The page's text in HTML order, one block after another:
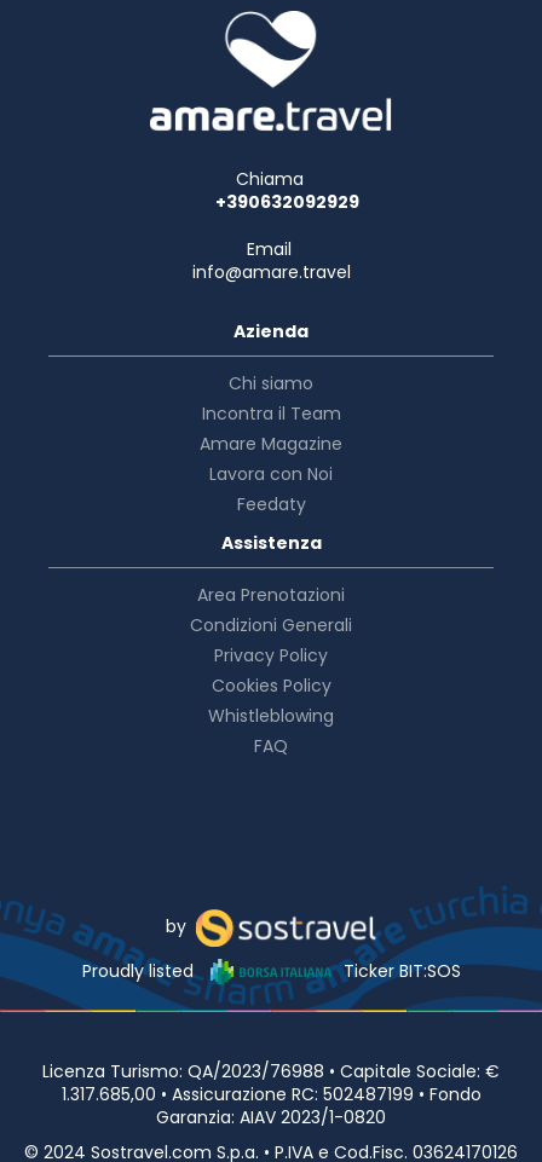
Chiama
+390632092929
Email
info@amare.travel
Azienda
Chi siamo
Incontra il Team
Amare Magazine
Lavora con Noi
Feedaty
Assistenza
Area Prenotazioni
Condizioni Generali
Privacy Policy
Cookies Policy
Whistleblowing
FAQ
by
Proudly listed
Ticker BIT:SOS
Licenza Turismo: QA/2023/76988 • Capitale Sociale: €
1.317.685,00 • Assicurazione RC: 502487199 • Fondo
Garanzia: AIAV 2023/1-0820
© 2024 Sostravel.com S.p.a. • P.IVA e Cod.Fisc. 03624170126